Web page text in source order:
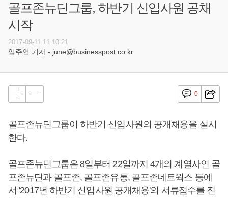
골프존뉴딘그룹, 하반기 신입사원 공채
시작
2017-09-11 11:10:21
임주연 기자 - june@businesspost.co.kr
0
골프존뉴딘그룹이 하반기 신입사원의 공개채용을 실시
한다.
골프존뉴딘그룹은 8일부터 22일까지 4개의 계열사인 골
프존뉴딘과 골프존, 골프존유통, 골프존네트웍스 등에
서 '2017년 하반기 신입사원 공개채용'의 서류접수를 진